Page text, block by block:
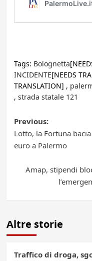
Tags: Bolognetta
INCIDENTE[NEEDS
TRANSLATION] ,
, strada statale 121
Post
navigation
Previous:
Lotto, la Fortuna
euro a Palermo
Amap, stipendi
Altre storie
Traffico di droga,